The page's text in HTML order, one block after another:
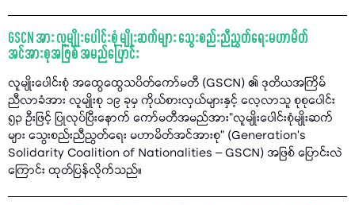
GSCN အား လူမျိုးပေါင်းစုံ မျိုးဆက်များ သွေးစည်းညီညွတ်ရေးမဟာမိတ်
အင်အားစုအဖြစ် အမည်ပြောင်း
လူမျိုးပေါင်းစုံ အထွေထွေသပိတ်ကော်မတီ (GSCN) ၏ ဒုတိယအကြိမ်
ညီလာခံအား လူမျိုးစု ၁၉ ခုမှ ကိုယ်စားလှယ်များနှင့် လေ့လာသူ စုစုပေါင်း
၅၃ ဦးဖြင့် ပြုလုပ်ပြီးနောက် ကော်မတီအမည်အား"လူမျိုးပေါင်းစုံမျိုးဆက်
များ သွေးစည်းညီညွတ်ရေး မဟာမိတ်အင်အားစု" (Generation’s
Solidarity Coalition of Nationalities – GSCN) အဖြစ် ပြောင်းလဲ
ကြောင်း ထုတ်ပြန်လိုက်သည်။